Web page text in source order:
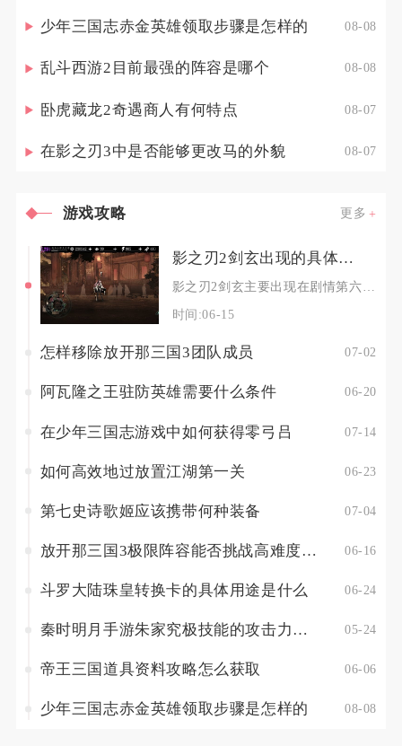
少年三国志赤金英雄领取步骤是怎样的 08-08
乱斗西游2目前最强的阵容是哪个 08-08
卧虎藏龙2奇遇商人有何特点 08-07
在影之刃3中是否能够更改马的外貌 08-07
游戏攻略 更多
影之刃2剑玄出现的具体位置
时间:06-15
怎样移除放开那三国3团队成员 07-02
阿瓦隆之王驻防英雄需要什么条件 06-20
在少年三国志游戏中如何获得零弓吕 07-14
如何高效地过放置江湖第一关 06-23
第七史诗歌姬应该携带何种装备 07-04
放开那三国3极限阵容能否挑战高难度副本 06-16
斗罗大陆珠皇转换卡的具体用途是什么 06-24
秦时明月手游朱家究极技能的攻击力如何 05-24
帝王三国道具资料攻略怎么获取 06-06
少年三国志赤金英雄领取步骤是怎样的 08-08